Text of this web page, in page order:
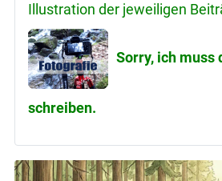
Illustration der jeweiligen
Sorry, ich muss
schreiben.